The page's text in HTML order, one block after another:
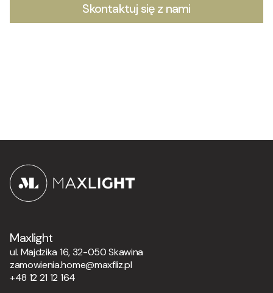
Skontaktuj się z nami
Maxlight
ul. Majdzika 16, 32-050 Skawina
zamowienia.home@maxfliz.pl
+48 12 21 12 164